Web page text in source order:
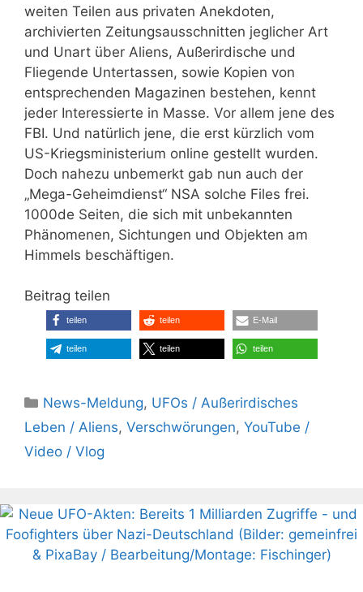
weiten Teilen aus privaten Anekdoten,
archivierten Zeitungsausschnitten jeglicher Art
und Unart über Aliens, Außerirdische und
Fliegende Untertassen, sowie Kopien von
entsprechenden Magazinen bestehen, kennt
jeder Interessierte in Masse. Vor allem jene des
FBI. Und natürlich jene, die erst kürzlich vom
US-Kriegsministerium online gestellt wurden.
Doch nahezu unbemerkt gab nun auch der
„Mega-Geheimdienst“ NSA solche Files frei.
1000de Seiten, die sich mit unbekannten
Phänomenen, Sichtungen und Objekten am
Himmels beschäftigen.
Beitrag teilen
teilen teilen E-Mail
teilen teilen teilen
Kategorien
News-Meldung, UFOs / Außerirdisches
Leben / Aliens, Verschwörungen, YouTube /
Video / Vlog